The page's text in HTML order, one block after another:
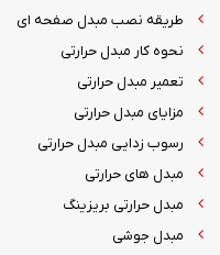
طریقه نصب مبدل صفحه ای
نحوه کار مبدل حرارتی
تعمیر مبدل حرارتی
مزایای مبدل حرارتی
رسوب زدایی مبدل حرارتی
مبدل های حرارتی
مبدل حرارتی بریزینگ
مبدل جوشی